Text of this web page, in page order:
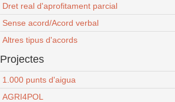
Dret real d'aprofitament parcial
Sense acord/Acord verbal
Altres tipus d'acords
Projectes
1.000 punts d'aigua
AGRI4POL